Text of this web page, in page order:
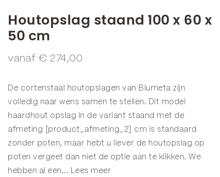
Houtopslag staand 100 x 60 x
50 cm
vanaf € 274,00
De cortenstaal houtopslagen van Blumeta zijn
volledig naar wens samen te stellen. Dit model
haardhout opslag in de variant staand met de
afmeting [product_afmeting_2] cm is standaard
zonder poten, maar hebt u liever de houtopslag op
poten vergeet dan niet de optie aan te klikken. We
hebben al een... Lees meer